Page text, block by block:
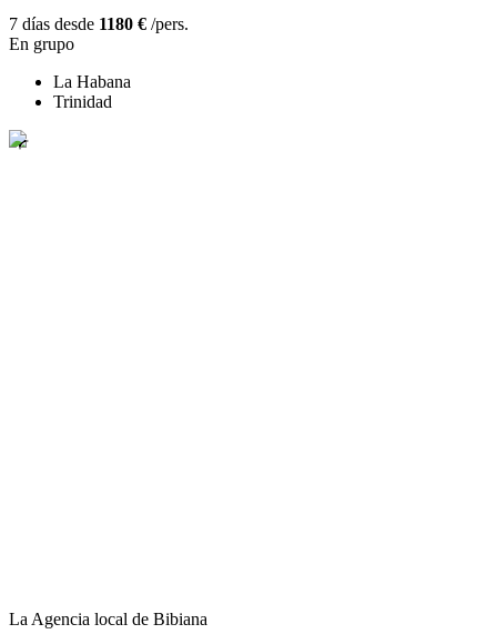
7 días desde 1180 € /pers.
En grupo
La Habana
Trinidad
La Agencia local de Bibiana